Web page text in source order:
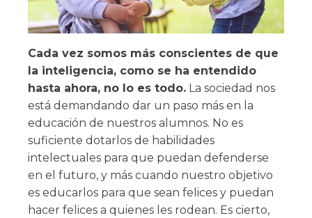
Cada vez somos más conscientes de que
la inteligencia, como se ha entendido
hasta ahora, no lo es todo. La sociedad nos
está demandando dar un paso más en la
educación de nuestros alumnos. No es
suficiente dotarlos de habilidades
intelectuales para que puedan defenderse
en el futuro, y más cuando nuestro objetivo
es educarlos para que sean felices y puedan
hacer felices a quienes les rodean. Es cierto,